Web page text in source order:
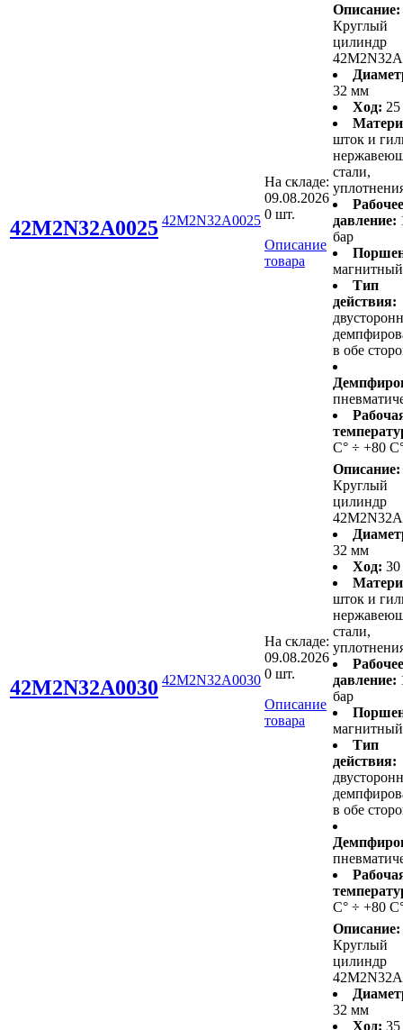
42M2N32A0025 42M2N32A0025
На складе:
09.08.2026
0 шт.
Описание
товара
Описание:
Круглый
цилиндр
32 мм
Ход:
шток и
стали,
Рабочее
давление:
бар
магнитный
Тип
действия:
в обе
С° ÷ +80
42M2N32A0030 42M2N32A0030
На складе:
09.08.2026
0 шт.
Описание
товара
Описание:
Круглый
цилиндр
32 мм
Ход:
шток и
стали,
Рабочее
давление:
бар
магнитный
Тип
действия:
в обе
С° ÷ +80
Описание:
Круглый
цилиндр
32 мм
Ход: